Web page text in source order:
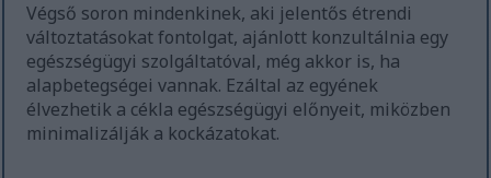
Végső soron mindenkinek, aki jelentős étrendi
változtatásokat fontolgat, ajánlott konzultálnia egy
egészségügyi szolgáltatóval, még akkor is, ha
alapbetegségei vannak. Ezáltal az egyének
élvezhetik a cékla egészségügyi előnyeit, miközben
minimalizálják a kockázatokat.